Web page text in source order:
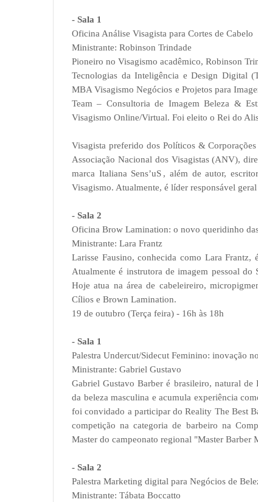
- Sala 1
Oficina Análise Visagista para Cortes de Cabelo
Ministrante: Robinson Trindade
Pioneiro no Visagismo acadêmico, Robinson
Tecnologias da Inteligência e Design Digital
MBA Visagismo Negócios e Projetos para
Team – Consultoria de Imagem Beleza &
Visagismo Online/Virtual. Foi eleito o Rei do
Visagista preferido dos Políticos &
Associação Nacional dos Visagistas (ANV),
marca Italiana Sens’uS , além de autor,
Visagismo. Atualmente, é líder responsável
- Sala 2
Oficina Brow Lamination: o novo queridinho
Ministrante: Lara Frantz
Larisse Fausino, conhecida como Lara
Atualmente é instrutora de imagem pessoal
Hoje atua na área de cabeleireiro,
Cílios e Brown Lamination.
19 de outubro (Terça feira) - 16h às 18h
- Sala 1
Palestra Undercut/Sidecut Feminino: inovação
Ministrante: Gabriel Gustavo
Gabriel Gustavo Barber é brasileiro, natural de
da beleza masculina e acumula experiência
foi convidado a participar do Reality The Best
competição na categoria de barbeiro na
Master do campeonato regional "Master Barber
- Sala 2
Palestra Marketing digital para Negócios de
Ministrante: Tábata Boccatto